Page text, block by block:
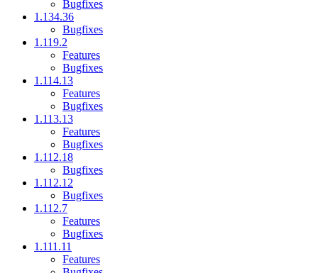
Bugfixes
1.134.36
Bugfixes
1.119.2
Features
Bugfixes
1.114.13
Features
Bugfixes
1.113.13
Features
Bugfixes
1.112.18
Bugfixes
1.112.12
Bugfixes
1.112.7
Features
Bugfixes
1.111.11
Features